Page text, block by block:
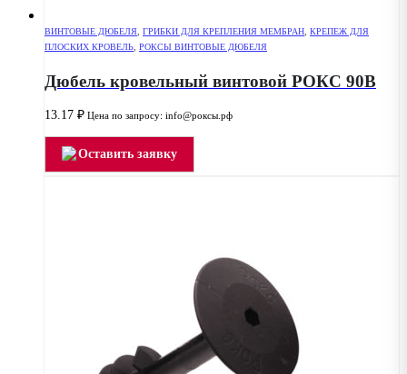
ВИНТОВЫЕ ДЮБЕЛЯ ГРИБКИ ДЛЯ КРЕПЛЕНИЯ МЕМБРАН КРЕПЕЖ ДЛЯ
ПЛОСКИХ КРОВЕЛЬ РОКСЫ ВИНТОВЫЕ ДЮБЕЛЯ
Дюбель кровельный винтовой РОКС 90В
13.17 ₽ Цена по запросу: info@роксы.рф
Оставить заявку